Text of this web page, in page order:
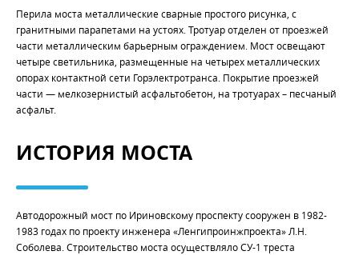
Перила моста металлические сварные простого рисунка, с
гранитными парапетами на устоях. Тротуар отделен от проезжей
части металлическим барьерным ограждением. Мост освещают
четыре светильника, размещенные на четырех металлических
опорах контактной сети Горэлектротранса. Покрытие проезжей
части — мелкозернистый асфальтобетон, на тротуарах – песчаный
асфальт.
ИСТОРИЯ МОСТА
Автодорожный мост по Ириновскому проспекту сооружен в 1982-
1983 годах по проекту инженера «Ленгипроинжпроекта» Л.Н.
Соболева. Строительство моста осуществляло СУ-1 треста